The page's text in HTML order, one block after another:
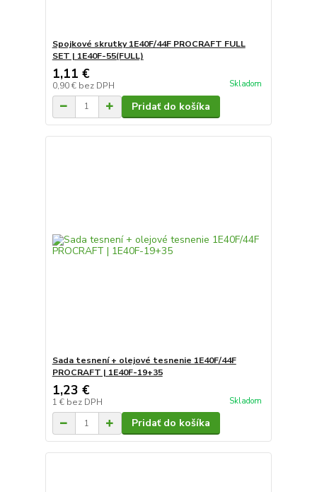
Spojkové skrutky 1E40F/44F PROCRAFT FULL
SET | 1E40F-55(FULL)
1,11 €
0,90 € bez DPH Skladom
Pridať do košíka
Sada tesnení + olejové tesnenie 1E40F/44F
PROCRAFT | 1E40F-19+35
1,23 €
1 € bez DPH Skladom
Pridať do košíka